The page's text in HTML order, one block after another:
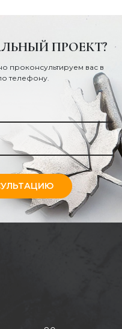
ПРОЕКТ?
проконсультируем вас в
телефону.